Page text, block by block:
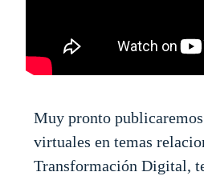
Muy pronto
virtuales en temas
Transformación Digital,